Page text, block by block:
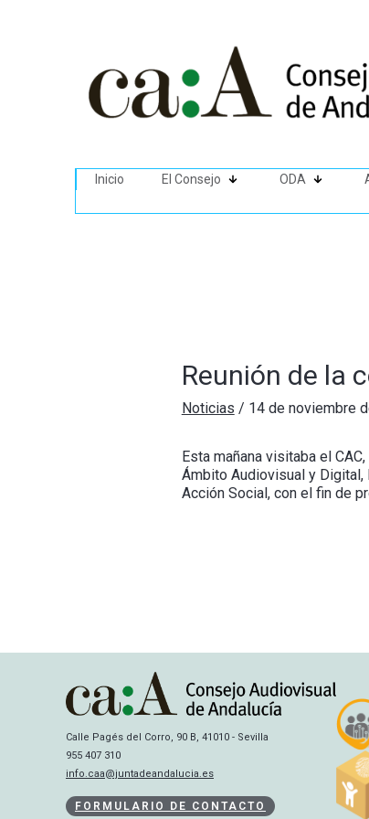
Inicio El Consejo ODA
Reunión de la
Noticias / 14 de noviembre
Esta mañana visitaba el
Ámbito Audiovisual y Digital,
Acción Social, con el fin de
Calle Pagés del Corro, 90 B, 41010 - Sevilla
955 407 310
info.caa@juntadeandalucia.es
FORMULARIO DE CONTACTO